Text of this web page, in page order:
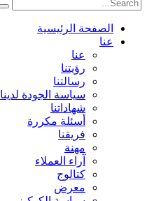
الصفحة الرئيسية
عنا
عنا
رؤيتنا
رسالتنا
سياسة الجودة لدينا
شهاداتنا
أسئلة مكررة
فريقنا
مهنة
آراء العملاء
كتالوج
معرض